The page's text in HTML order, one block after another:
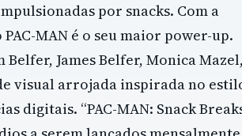
por snacks. Com a
MAN é o seu maior power-up.
James Belfer, Monica
visual arrojada inspirada no
digitais. “PAC-MAN: Snack